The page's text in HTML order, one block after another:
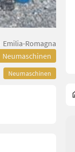
Emilia-Romagna
Neumaschinen
Neumaschinen